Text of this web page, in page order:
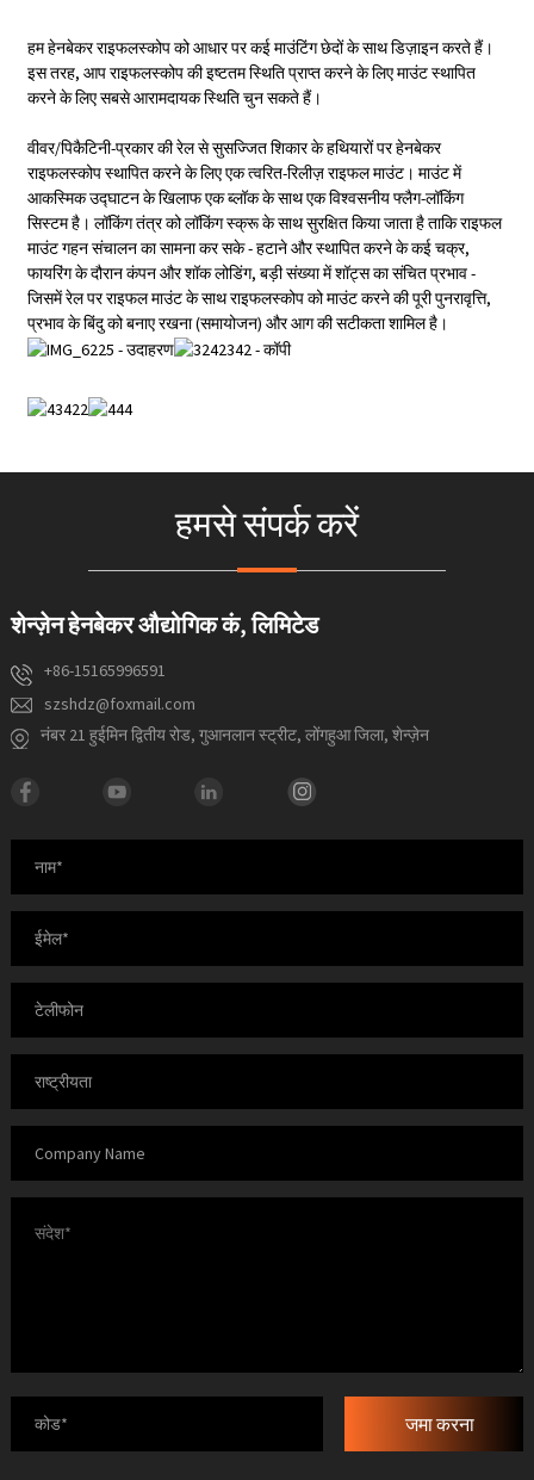
हम हेनबेकर राइफलस्कोप को आधार पर कई माउंटिंग छेदों के साथ डिज़ाइन करते हैं।
इस तरह, आप राइफलस्कोप की इष्टतम स्थिति प्राप्त करने के लिए माउंट स्थापित
करने के लिए सबसे आरामदायक स्थिति चुन सकते हैं।
वीवर/पिकैटिनी-प्रकार की रेल से सुसज्जित शिकार के हथियारों पर हेनबेकर
राइफलस्कोप स्थापित करने के लिए एक त्वरित-रिलीज़ राइफल माउंट। माउंट में
आकस्मिक उद्घाटन के खिलाफ एक ब्लॉक के साथ एक विश्वसनीय फ्लैग-लॉकिंग
सिस्टम है। लॉकिंग तंत्र को लॉकिंग स्क्रू के साथ सुरक्षित किया जाता है ताकि राइफल
माउंट गहन संचालन का सामना कर सके - हटाने और स्थापित करने के कई चक्र,
फायरिंग के दौरान कंपन और शॉक लोडिंग, बड़ी संख्या में शॉट्स का संचित प्रभाव -
जिसमें रेल पर राइफल माउंट के साथ राइफलस्कोप को माउंट करने की पूरी पुनरावृत्ति,
प्रभाव के बिंदु को बनाए रखना (समायोजन) और आग की सटीकता शामिल है।
हमसे संपर्क करें
शेन्ज़ेन हेनबेकर औद्योगिक कं, लिमिटेड
+86-15165996591
szshdz@foxmail.com
नंबर 21 हुईमिन द्वितीय रोड, गुआनलान स्ट्रीट, लोंगहुआ जिला, शेन्ज़ेन
जमा करना